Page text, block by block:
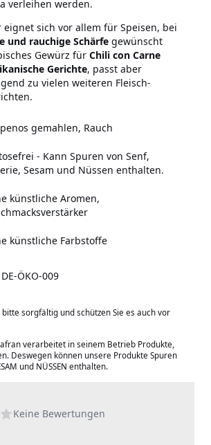
verleihen werden.
eignet sich vor allem für Speisen, bei
und rauchige Schärfe gewünscht
Gewürz für Chili con Carne
Gerichte, passt aber
zu vielen weiteren Fleisch-
gemahlen, Rauch
- Kann Spuren von Senf,
Sesam und Nüssen enthalten.
künstliche Aromen,
künstliche Farbstoffe
DE-ÖKO-009
bitte sorgfältig und schützen Sie es auch vor
verarbeitet in seinem Betrieb Produkte,
Deswegen können unsere Produkte Spuren
und NÜSSEN enthalten.
Keine Bewertungen